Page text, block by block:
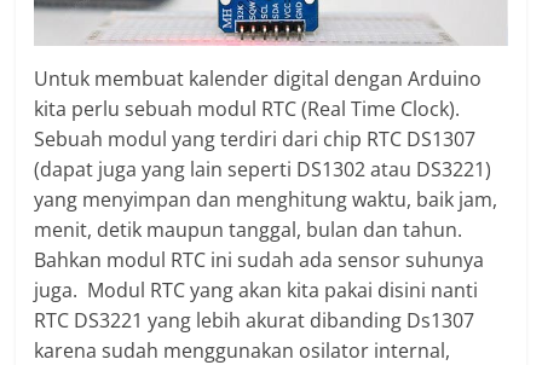
Untuk membuat kalender digital dengan Arduino
kita perlu sebuah modul RTC (Real Time Clock).
Sebuah modul yang terdiri dari chip RTC DS1307
(dapat juga yang lain seperti DS1302 atau DS3221)
yang menyimpan dan menghitung waktu, baik jam,
menit, detik maupun tanggal, bulan dan tahun.
Bahkan modul RTC ini sudah ada sensor suhunya
juga. Modul RTC yang akan kita pakai disini nanti
RTC DS3221 yang lebih akurat dibanding Ds1307
karena sudah menggunakan osilator internal,